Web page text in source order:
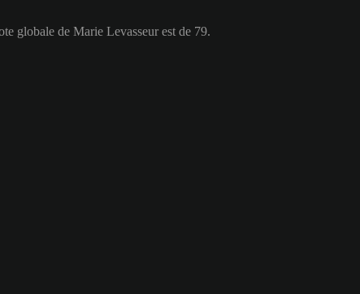
globale de Marie Levasseur est de 79.